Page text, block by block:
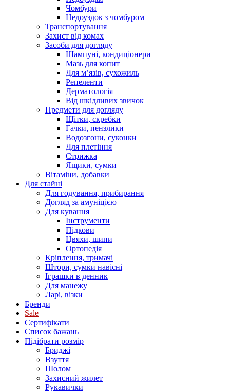
Чомбури
Недоуздок з чомбуром
Транспортування
Захист від комах
Засоби для догляду
Шампуні, кондиціонери
Мазь для копит
Для м’язів, сухожиль
Репеленти
Дерматологія
Від шкідливих звичок
Предмети для догляду
Щітки, скребки
Гачки, пензлики
Водозгони, суконки
Для плетіння
Стрижка
Ящики, сумки
Вітаміни, добавки
Для стайні
Для годування, прибирання
Догляд за амуніцією
Для кування
Інструменти
Підкови
Цвяхи, шипи
Ортопедія
Кріплення, тримачі
Штори, сумки навісні
Іграшки в денник
Для манежу
Ларі, візки
Бренди
Sale
Сертифікати
Список бажань
Підібрати розмір
Бриджі
Взуття
Шолом
Захисний жилет
Рукавички